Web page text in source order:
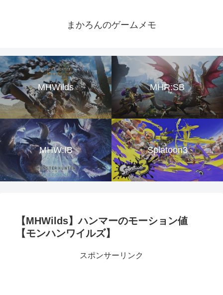
まかろんのゲームメモ
MHWilds MHR:SB
MHW:IB Splatoon3
【MHWilds】ハンマーのモーション値
【モンハンワイルズ】
スポンサーリンク